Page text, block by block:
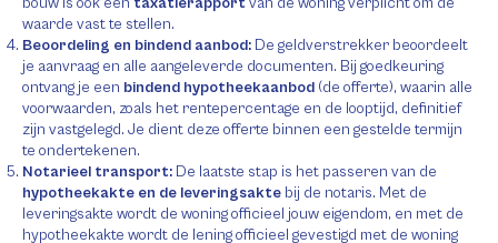
waarde vast te stellen.
Beoordeling en bindend aanbod: De geldverstrekker beoordeelt
je aanvraag en alle aangeleverde documenten. Bij goedkeuring
ontvang je een bindend hypotheekaanbod (de offerte), waarin alle
voorwaarden, zoals het rentepercentage en de looptijd, definitief
zijn vastgelegd. Je dient deze offerte binnen een gestelde termijn
te ondertekenen.
Notarieel transport: De laatste stap is het passeren van de
hypotheekakte en de leveringsakte bij de notaris. Met de
leveringsakte wordt de woning officieel jouw eigendom, en met de
hypotheekakte wordt de lening officieel gevestigd met de woning